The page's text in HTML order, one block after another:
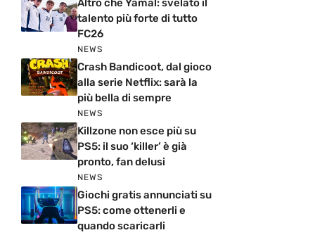
Altro che Yamal: svelato il
talento più forte di tutto
FC26
NEWS
Crash Bandicoot, dal gioco
alla serie Netflix: sarà la
più bella di sempre
NEWS
Killzone non esce più su
PS5: il suo ‘killer’ è già
pronto, fan delusi
NEWS
Giochi gratis annunciati su
PS5: come ottenerli e
quando scaricarli